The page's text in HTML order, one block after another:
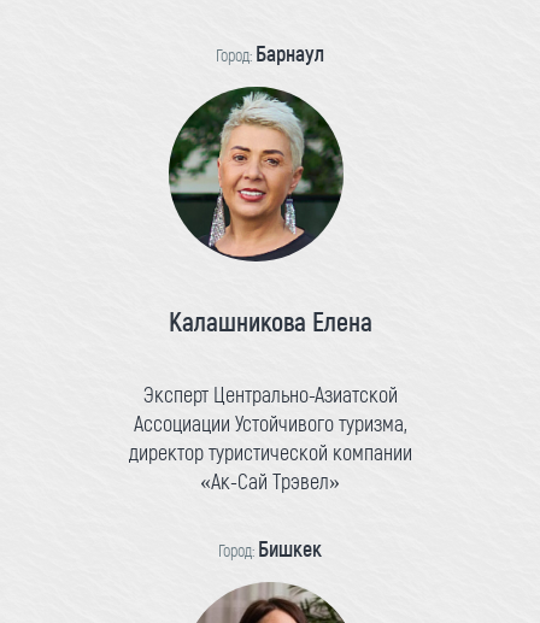
Город: Барнаул
Калашникова Елена
Эксперт Центрально-Азиатской
Ассоциации Устойчивого туризма,
директор туристической компании
«Ак-Сай Трэвел»
Город: Бишкек